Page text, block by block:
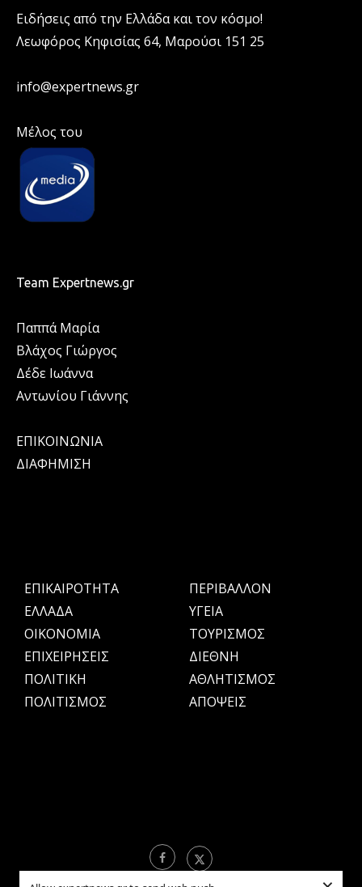
Ειδήσεις από την Ελλάδα και τον κόσμο!
Λεωφόρος Κηφισίας 64, Μαρούσι 151 25
info@expertnews.gr
Μέλος του
Team Expertnews.gr
Παππά Μαρία
Βλάχος Γιώργος
Δέδε Ιωάννα
Αντωνίου Γιάννης
ΕΠΙΚΟΙΝΩΝΙΑ
ΔΙΑΦΗΜΙΣΗ
ΕΠΙΚΑΙΡΟΤΗΤΑ
ΕΛΛΑΔΑ
OIKONOMIA
ΕΠΙΧΕΙΡΗΣΕΙΣ
ΠΟΛΙΤΙΚΗ
ΠΟΛΙΤΙΣΜΟΣ
ΠΕΡΙΒΑΛΛΟΝ
ΥΓΕΙΑ
ΤΟΥΡΙΣΜΟΣ
ΔΙΕΘΝΗ
ΑΘΛΗΤΙΣΜΟΣ
ΑΠΟΨΕΙΣ